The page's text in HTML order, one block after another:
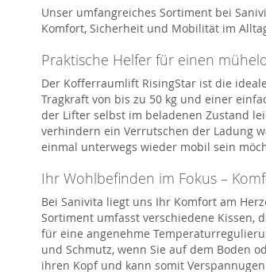
Unser umfangreiches Sortiment bei
Komfort, Sicherheit und Mobilität im
Praktische Helfer für einen
Der Kofferraumlift RisingStar ist die
Tragkraft von bis zu 50 kg und einer
der Lifter selbst im beladenen Zustand
verhindern ein Verrutschen der Ladung
einmal unterwegs wieder mobil sein
Ihr Wohlbefinden im Fokus –
Bei Sanivita liegt uns Ihr Komfort am
Sortiment umfasst verschiedene Kissen,
für eine angenehme
und Schmutz, wenn Sie auf dem Boden
ihren Kopf und kann somit Verspannugen